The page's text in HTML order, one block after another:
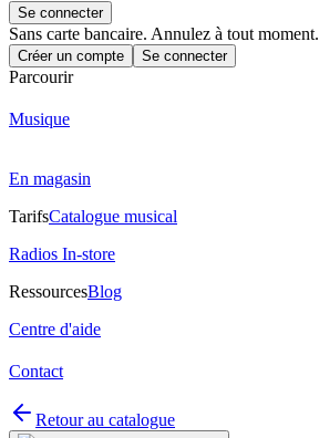
Se connecter
Sans carte bancaire. Annulez à tout moment.
Créer un compte Se connecter
Parcourir
Musique
En magasin
TarifsCatalogue musical
Radios In-store
RessourcesBlog
Centre d'aide
Contact
Retour au catalogue